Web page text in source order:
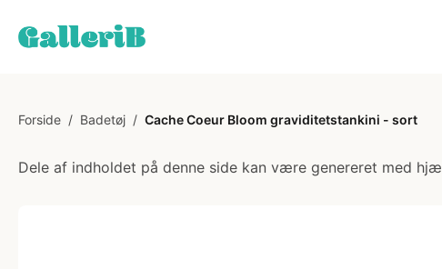
Forside / Badetøj / Cache Coeur Bloom graviditetstankini - sort
Dele af indholdet på denne side kan være genereret med